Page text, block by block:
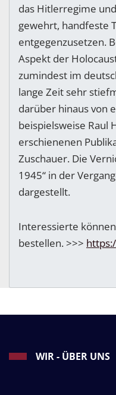
das Hitlerregime
gewehrt, handfeste
entgegenzusetzen.
Aspekt der
zumindest im
lange Zeit sehr
darüber hinaus von
beispielsweise Raul
erschienenen
Zuschauer. Die
1945“ in der
dargestellt.
Interessierte
bestellen. >>>
WIR - ÜBER UNS